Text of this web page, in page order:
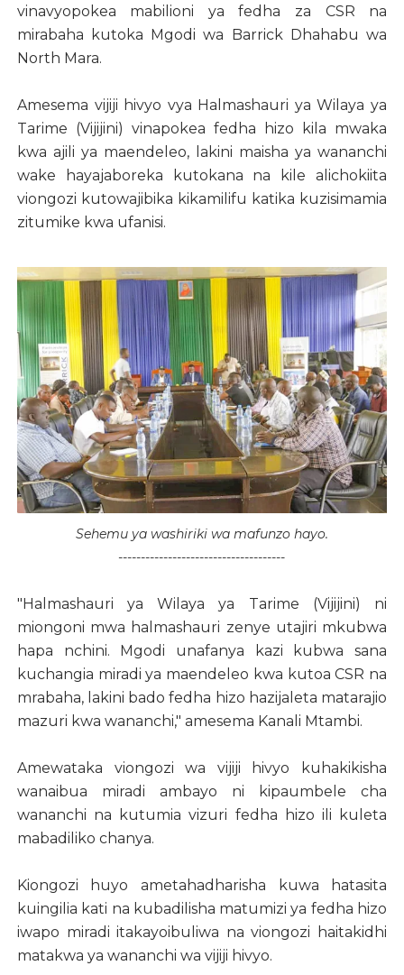
vinavyopokea mabilioni ya fedha za CSR na
mirabaha kutoka Mgodi wa Barrick Dhahabu wa
North Mara.
Amesema vijiji hivyo vya Halmashauri ya Wilaya ya
Tarime (Vijijini) vinapokea fedha hizo kila mwaka
kwa ajili ya maendeleo, lakini maisha ya wananchi
wake hayajaboreka kutokana na kile alichokiita
viongozi kutowajibika kikamilifu katika kuzisimamia
zitumike kwa ufanisi.
Sehemu ya washiriki wa mafunzo hayo.
-------------------------------------
"Halmashauri ya Wilaya ya Tarime (Vijijini) ni
miongoni mwa halmashauri zenye utajiri mkubwa
hapa nchini. Mgodi unafanya kazi kubwa sana
kuchangia miradi ya maendeleo kwa kutoa CSR na
mrabaha, lakini bado fedha hizo hazijaleta matarajio
mazuri kwa wananchi," amesema Kanali Mtambi.
Amewataka viongozi wa vijiji hivyo kuhakikisha
wanaibua miradi ambayo ni kipaumbele cha
wananchi na kutumia vizuri fedha hizo ili kuleta
mabadiliko chanya.
Kiongozi huyo ametahadharisha kuwa hatasita
kuingilia kati na kubadilisha matumizi ya fedha hizo
iwapo miradi itakayoibuliwa na viongozi haitakidhi
matakwa ya wananchi wa vijiji hivyo.